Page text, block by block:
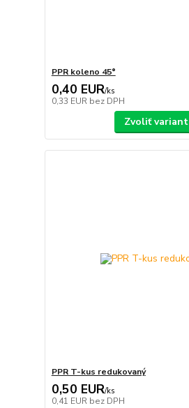
PPR koleno 45°
0,40 EUR/ks
0,33 EUR bez DPH
Zvoliť variant
PPR T-kus redukovaný
0,50 EUR/ks
0,41 EUR bez DPH